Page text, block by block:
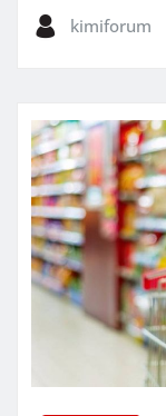
kimiforum